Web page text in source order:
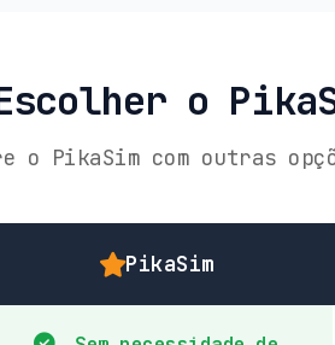
o
o PikaSim com outras
PikaSim